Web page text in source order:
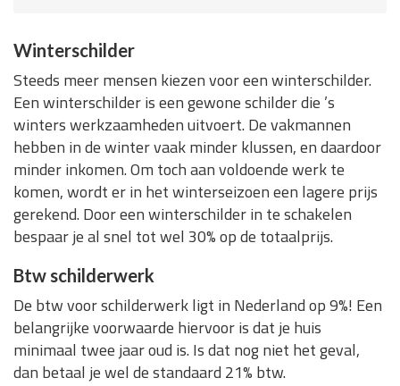
Winterschilder
Steeds meer mensen kiezen voor een winterschilder.
Een winterschilder is een gewone schilder die ’s
winters werkzaamheden uitvoert. De vakmannen
hebben in de winter vaak minder klussen, en daardoor
minder inkomen. Om toch aan voldoende werk te
komen, wordt er in het winterseizoen een lagere prijs
gerekend. Door een winterschilder in te schakelen
bespaar je al snel tot wel 30% op de totaalprijs.
Btw schilderwerk
De btw voor schilderwerk ligt in Nederland op 9%! Een
belangrijke voorwaarde hiervoor is dat je huis
minimaal twee jaar oud is. Is dat nog niet het geval,
dan betaal je wel de standaard 21% btw.